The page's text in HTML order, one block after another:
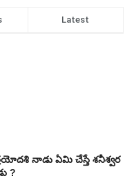
Latest
నాడు ఏమి చేస్తే శనీశ్వర
?